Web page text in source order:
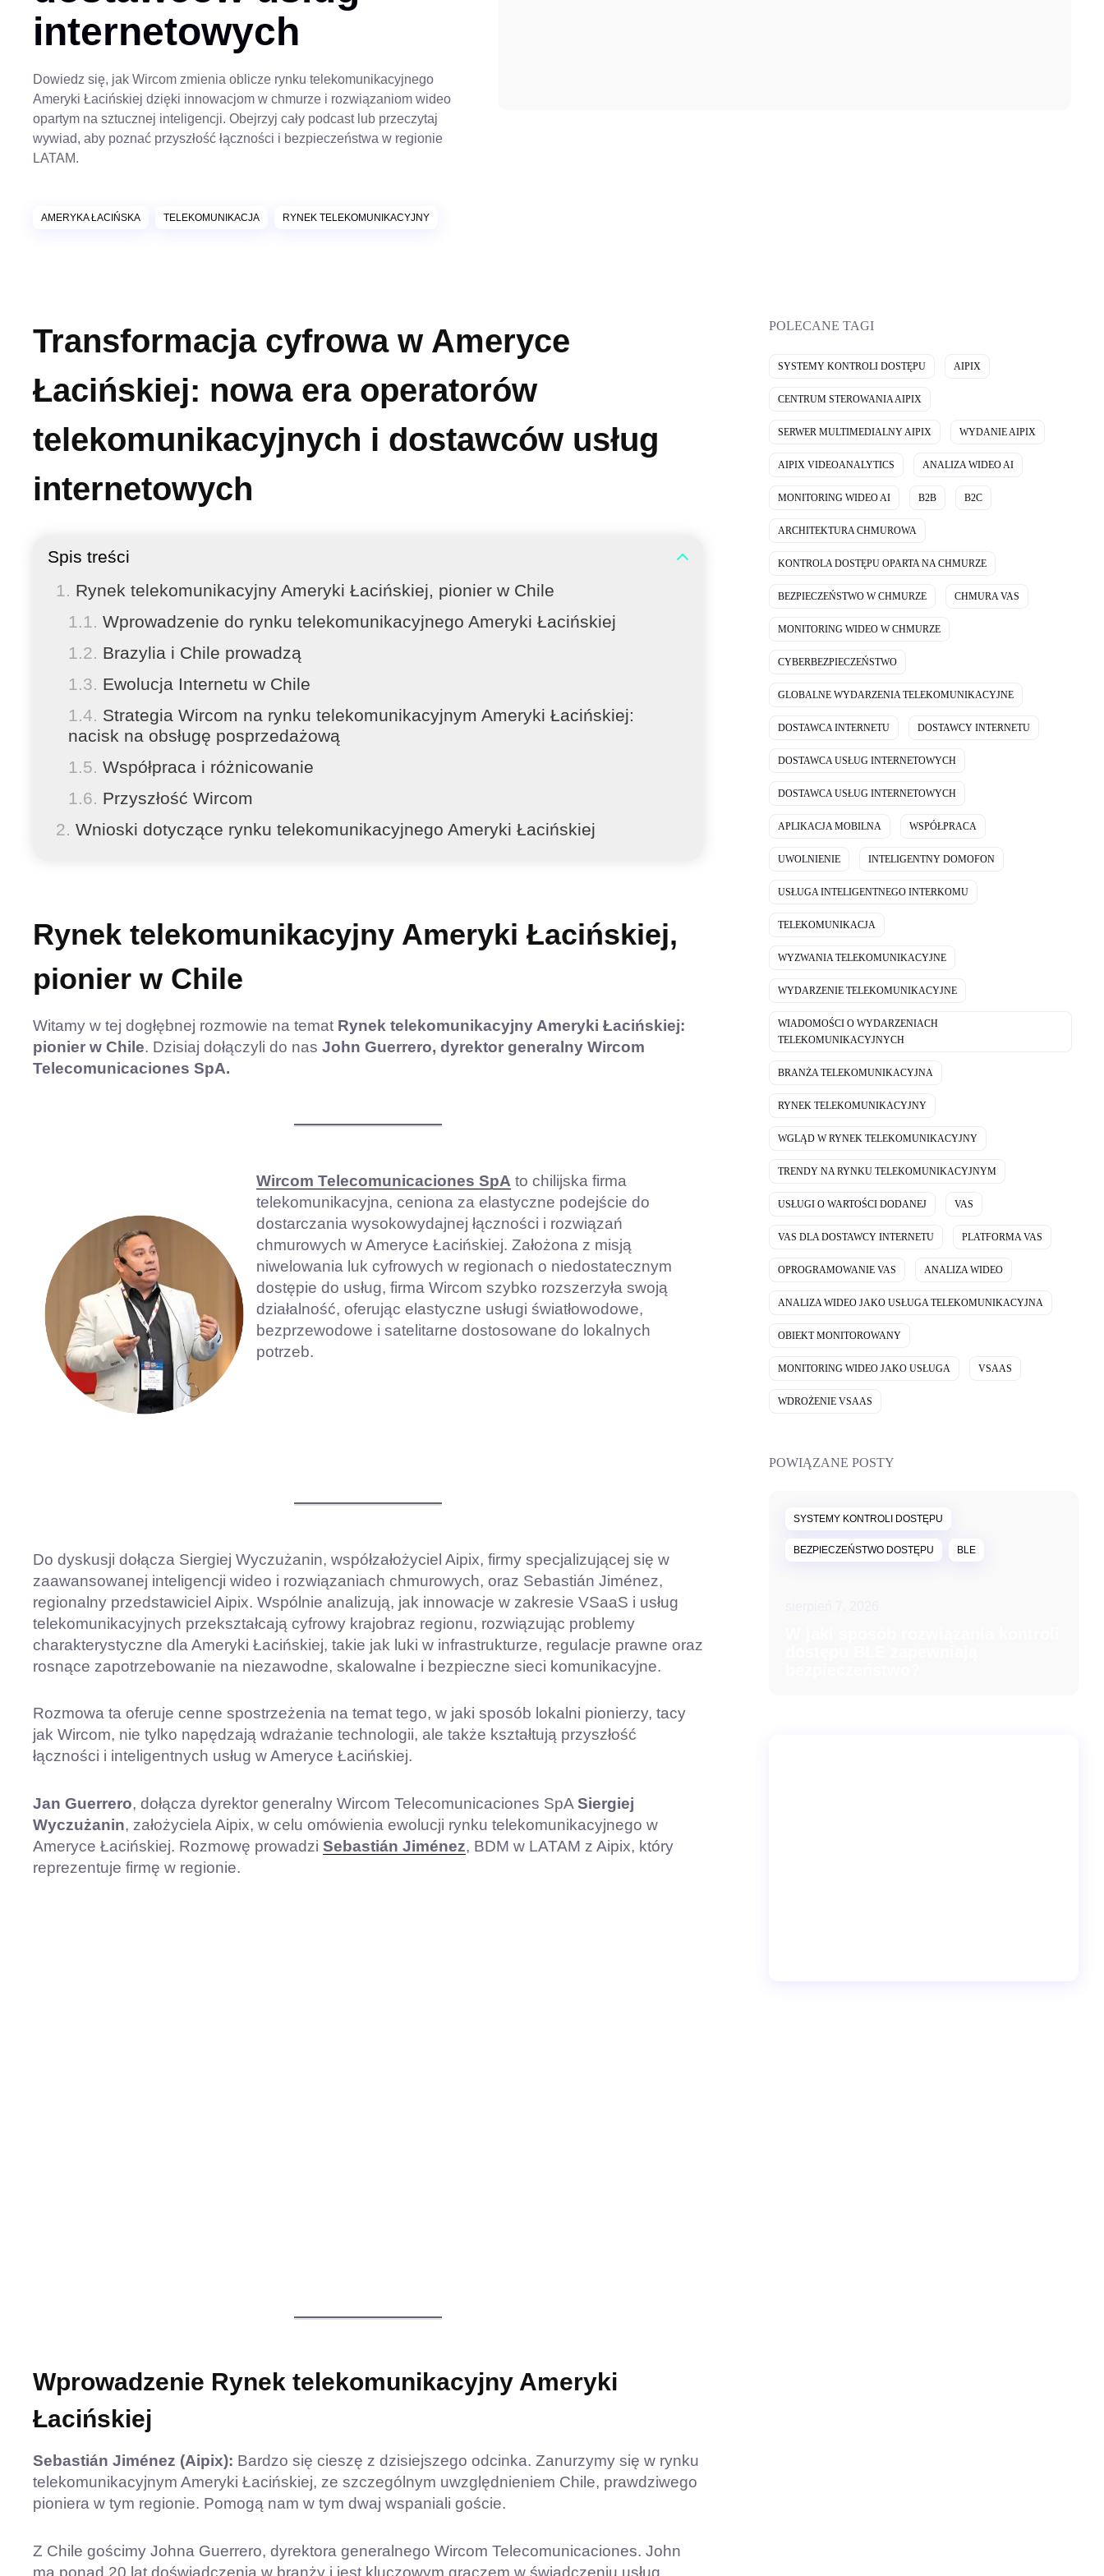
internetowych
Dowiedz się, jak Wircom zmienia oblicze rynku telekomunikacyjnego
Ameryki Łacińskiej dzięki innowacjom w chmurze i rozwiązaniom wideo
opartym na sztucznej inteligencji. Obejrzyj cały podcast lub przeczytaj
wywiad, aby poznać przyszłość łączności i bezpieczeństwa w regionie
LATAM.
AMERYKA ŁACIŃSKA TELEKOMUNIKACJA RYNEK TELEKOMUNIKACYJNY
Transformacja cyfrowa w Ameryce
Łacińskiej: nowa era operatorów
telekomunikacyjnych i dostawców usług
internetowych
Spis treści
Rynek telekomunikacyjny Ameryki Łacińskiej, pionier w Chile
Wprowadzenie do rynku telekomunikacyjnego Ameryki Łacińskiej
Brazylia i Chile prowadzą
Ewolucja Internetu w Chile
Strategia Wircom na rynku telekomunikacyjnym Ameryki Łacińskiej:
nacisk na obsługę posprzedażową
Współpraca i różnicowanie
Przyszłość Wircom
Wnioski dotyczące rynku telekomunikacyjnego Ameryki Łacińskiej
Rynek telekomunikacyjny Ameryki Łacińskiej,
pionier w Chile
Witamy w tej dogłębnej rozmowie na temat Rynek telekomunikacyjny Ameryki Łacińskiej:
pionier w Chile. Dzisiaj dołączyli do nas John Guerrero, dyrektor generalny Wircom
Telecomunicaciones SpA.
Wircom Telecomunicaciones SpA to chilijska firma
telekomunikacyjna, ceniona za elastyczne podejście do
dostarczania wysokowydajnej łączności i rozwiązań
chmurowych w Ameryce Łacińskiej. Założona z misją
niwelowania luk cyfrowych w regionach o niedostatecznym
dostępie do usług, firma Wircom szybko rozszerzyła swoją
działalność, oferując elastyczne usługi światłowodowe,
bezprzewodowe i satelitarne dostosowane do lokalnych
potrzeb.
Do dyskusji dołącza Siergiej Wyczużanin, współzałożyciel Aipix, firmy specjalizującej się w
zaawansowanej inteligencji wideo i rozwiązaniach chmurowych, oraz Sebastián Jiménez,
regionalny przedstawiciel Aipix. Wspólnie analizują, jak innowacje w zakresie VSaaS i usług
telekomunikacyjnych przekształcają cyfrowy krajobraz regionu, rozwiązując problemy
charakterystyczne dla Ameryki Łacińskiej, takie jak luki w infrastrukturze, regulacje prawne oraz
rosnące zapotrzebowanie na niezawodne, skalowalne i bezpieczne sieci komunikacyjne.
Rozmowa ta oferuje cenne spostrzeżenia na temat tego, w jaki sposób lokalni pionierzy, tacy
jak Wircom, nie tylko napędzają wdrażanie technologii, ale także kształtują przyszłość
łączności i inteligentnych usług w Ameryce Łacińskiej.
Jan Guerrero, dołącza dyrektor generalny Wircom Telecomunicaciones SpA Siergiej
Wyczużanin, założyciela Aipix, w celu omówienia ewolucji rynku telekomunikacyjnego w
Ameryce Łacińskiej. Rozmowę prowadzi Sebastián Jiménez, BDM w LATAM z Aipix, który
reprezentuje firmę w regionie.
Wprowadzenie Rynek telekomunikacyjny Ameryki
Łacińskiej
Sebastián Jiménez (Aipix): Bardzo się cieszę z dzisiejszego odcinka. Zanurzymy się w rynku
telekomunikacyjnym Ameryki Łacińskiej, ze szczególnym uwzględnieniem Chile, prawdziwego
pioniera w tym regionie. Pomogą nam w tym dwaj wspaniali goście.
Z Chile gościmy Johna Guerrero, dyrektora generalnego Wircom Telecomunicaciones. John
ma ponad 20 lat doświadczenia w branży i jest kluczowym graczem w świadczeniu usług
POLECANE TAGI
SYSTEMY KONTROLI DOSTĘPU AIPIX
CENTRUM STEROWANIA AIPIX
SERWER MULTIMEDIALNY AIPIX WYDANIE AIPIX
AIPIX VIDEOANALYTICS ANALIZA WIDEO AI
MONITORING WIDEO AI B2B B2C
ARCHITEKTURA CHMUROWA
KONTROLA DOSTĘPU OPARTA NA CHMURZE
BEZPIECZEŃSTWO W CHMURZE CHMURA VAS
MONITORING WIDEO W CHMURZE
CYBERBEZPIECZEŃSTWO
GLOBALNE WYDARZENIA TELEKOMUNIKACYJNE
DOSTAWCA INTERNETU DOSTAWCY INTERNETU
DOSTAWCA USŁUG INTERNETOWYCH
DOSTAWCA USŁUG INTERNETOWYCH
APLIKACJA MOBILNA WSPÓŁPRACA
UWOLNIENIE INTELIGENTNY DOMOFON
USŁUGA INTELIGENTNEGO INTERKOMU
TELEKOMUNIKACJA
WYZWANIA TELEKOMUNIKACYJNE
WYDARZENIE TELEKOMUNIKACYJNE
WIADOMOŚCI O WYDARZENIACH
TELEKOMUNIKACYJNYCH
BRANŻA TELEKOMUNIKACYJNA
RYNEK TELEKOMUNIKACYJNY
WGLĄD W RYNEK TELEKOMUNIKACYJNY
TRENDY NA RYNKU TELEKOMUNIKACYJNYM
USŁUGI O WARTOŚCI DODANEJ VAS
VAS DLA DOSTAWCY INTERNETU PLATFORMA VAS
OPROGRAMOWANIE VAS ANALIZA WIDEO
ANALIZA WIDEO JAKO USŁUGA TELEKOMUNIKACYJNA
OBIEKT MONITOROWANY
MONITORING WIDEO JAKO USŁUGA VSAAS
WDROŻENIE VSAAS
POWIĄZANE POSTY
SYSTEMY KONTROLI DOSTĘPU
BEZPIECZEŃSTWO DOSTĘPU BLE